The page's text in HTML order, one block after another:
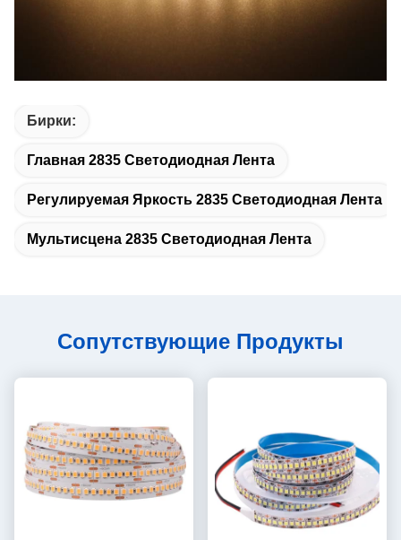
Бирки:
Главная 2835 Светодиодная Лента
Регулируемая Яркость 2835 Светодиодная Лента
Мультисцена 2835 Светодиодная Лента
Сопутствующие Продукты